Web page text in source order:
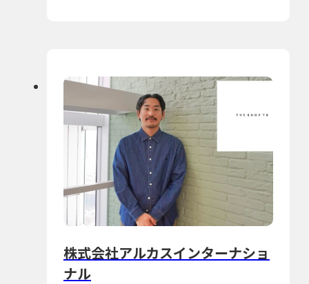
株式会社アルカスインターナショ
ナル